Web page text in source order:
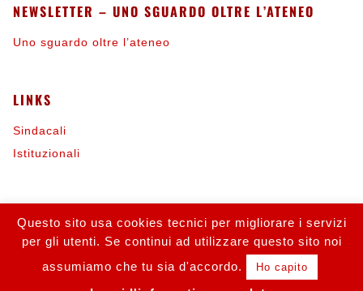
NEWSLETTER – UNO SGUARDO OLTRE L’ATENEO
Uno sguardo oltre l’ateneo
LINKS
Sindacali
Istituzionali
Contattaci
Iscriviti alla FLC
Questo sito usa cookies tecnici per migliorare i servizi
per gli utenti. Se continui ad utilizzare questo sito noi
assumiamo che tu sia d'accordo.
Ho capito